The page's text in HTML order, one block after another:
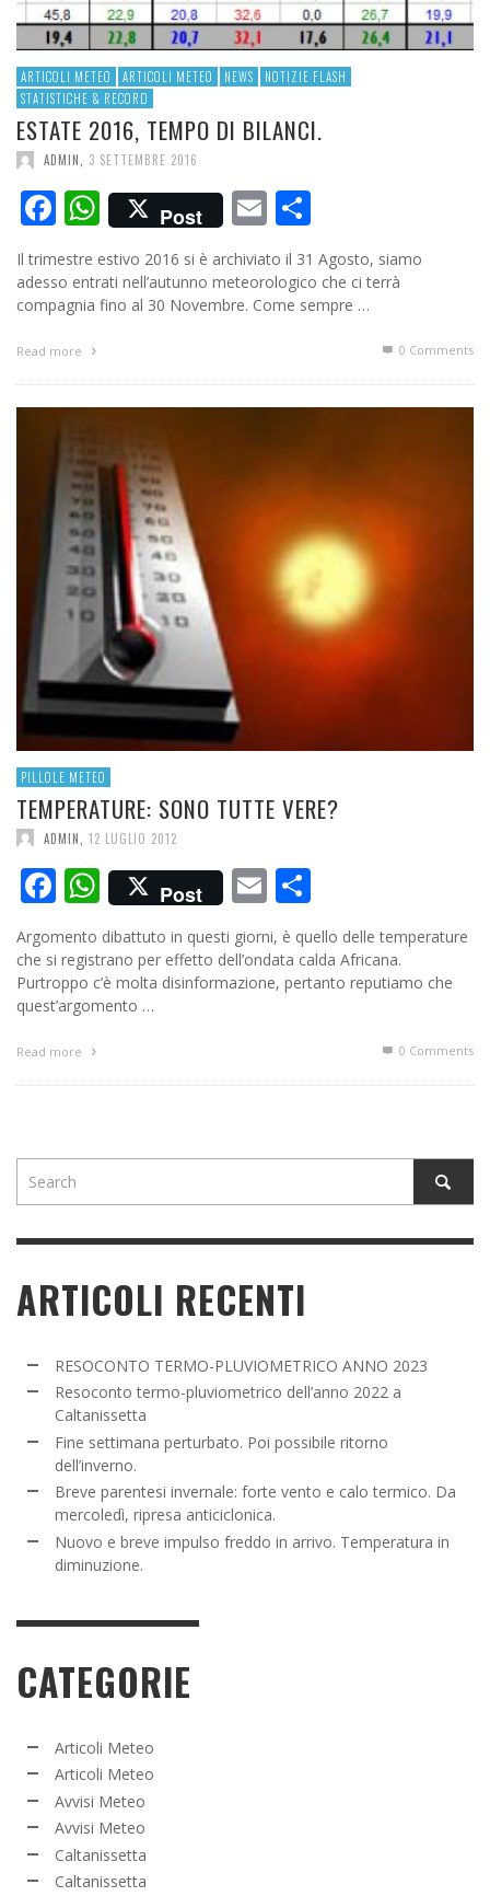
ARTICOLI METEO ARTICOLI METEO NEWS
NOTIZIE FLASH
STATISTICHE & RECORD
ESTATE 2016, TEMPO DI BILANCI.
ADMIN 3 SETTEMBRE 2016
Facebook
WhatsApp
Post Email
Il trimestre estivo 2016 si è archiviato il 31 Agosto, siamo
adesso entrati nell’autunno meteorologico che ci terrà
compagnia fino al 30 Novembre. Come sempre …
Read more 0 Comments
PILLOLE METEO
TEMPERATURE: SONO TUTTE VERE?
ADMIN 12 LUGLIO 2012
Facebook
WhatsApp
Post Email
Argomento dibattuto in questi giorni, è quello delle temperature
che si registrano per effetto dell’ondata calda Africana.
Purtroppo c’è molta disinformazione, pertanto reputiamo che
quest’argomento …
Read more 0 Comments
ARTICOLI RECENTI
RESOCONTO TERMO-PLUVIOMETRICO ANNO 2023
Resoconto termo-pluviometrico dell’anno 2022 a
Caltanissetta
Fine settimana perturbato. Poi possibile ritorno
dell’inverno.
Breve parentesi invernale: forte vento e calo termico. Da
mercoledì, ripresa anticiclonica.
Nuovo e breve impulso freddo in arrivo. Temperatura in
diminuzione.
CATEGORIE
Articoli Meteo
Articoli Meteo
Avvisi Meteo
Avvisi Meteo
Caltanissetta
Caltanissetta